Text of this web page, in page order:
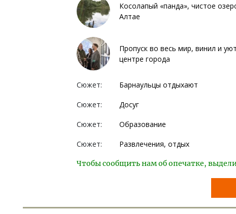
Косолапый «панда», чистое
Алтае
Пропуск во весь мир, винил и
центре города
Сюжет: Барнаульцы отдыхают
Сюжет: Досуг
Сюжет: Образование
Сюжет: Развлечения, отдых
Чтобы сообщить нам об опечатке,